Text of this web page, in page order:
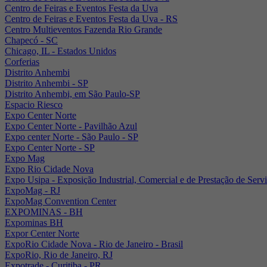
Centro de Feiras e Eventos Festa da Uva
Centro de Feiras e Eventos Festa da Uva - RS
Centro Multieventos Fazenda Rio Grande
Chapecó - SC
Chicago, IL - Estados Unidos
Corferias
Distrito Anhembi
Distrito Anhembi - SP
Distrito Anhembi, em São Paulo-SP
Espacio Riesco
Expo Center Norte
Expo Center Norte - Pavilhão Azul
Expo center Norte - São Paulo - SP
Expo Center Norte - SP
Expo Mag
Expo Rio Cidade Nova
Expo Usipa - Exposição Industrial, Comercial e de Prestação de
ExpoMag - RJ
ExpoMag Convention Center
EXPOMINAS - BH
Expominas BH
Expor Center Norte
ExpoRio Cidade Nova - Rio de Janeiro - Brasil
ExpoRio, Rio de Janeiro, RJ